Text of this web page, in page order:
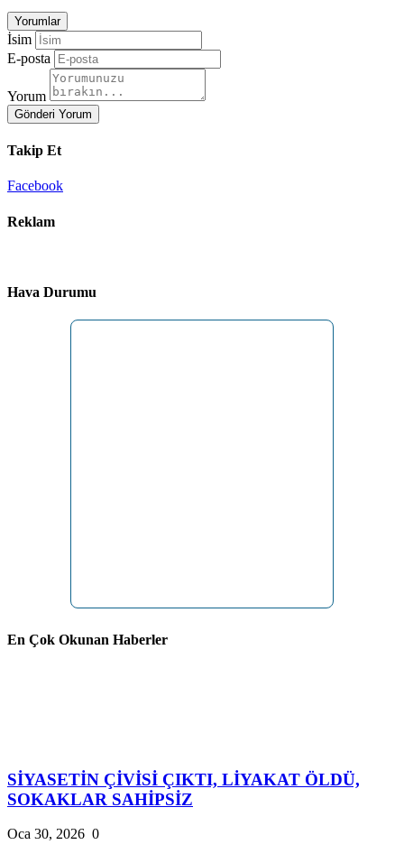
Yorumlar
İsim
E-posta
Yorum
Gönderi Yorum
Takip Et
Facebook
Reklam
Hava Durumu
En Çok Okunan Haberler
SİYASETİN ÇİVİSİ ÇIKTI, LİYAKAT ÖLDÜ,
SOKAKLAR SAHİPSİZ
Oca 30, 2026 0